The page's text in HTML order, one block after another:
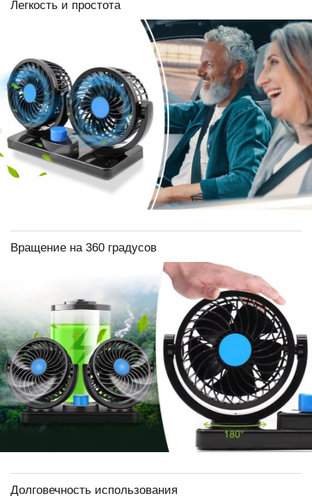
Легкость и простота
Вращение на 360 градусов
Долговечность использования